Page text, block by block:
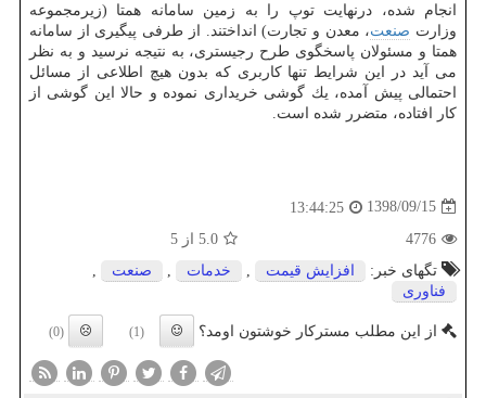
انجام شده، درنهایت توپ را به زمین سامانه همتا (زیرمجموعه
وزارت صنعت، معدن و تجارت) انداختند. از طرفی پیگیری از سامانه
همتا و مسئولان پاسخگوی طرح رجیستری، به نتیجه نرسید و به نظر
می آید در این شرایط تنها كاربری كه بدون هیچ اطلاعی از مسائل
احتمالی پیش آمده، یك گوشی خریداری نموده و حالا این گوشی از
كار افتاده، متضرر شده است.
1398/09/15
13:44:25
4776
5.0 از 5
تگهای خبر:
افزایش قیمت , خدمات , صنعت
,
فناوری
از این مطلب مسترکار خوشتون اومد؟ (1)
(0)